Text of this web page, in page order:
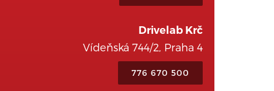
Drivelab Krč
Vídeňská 744/2, Praha 4
776 670 500